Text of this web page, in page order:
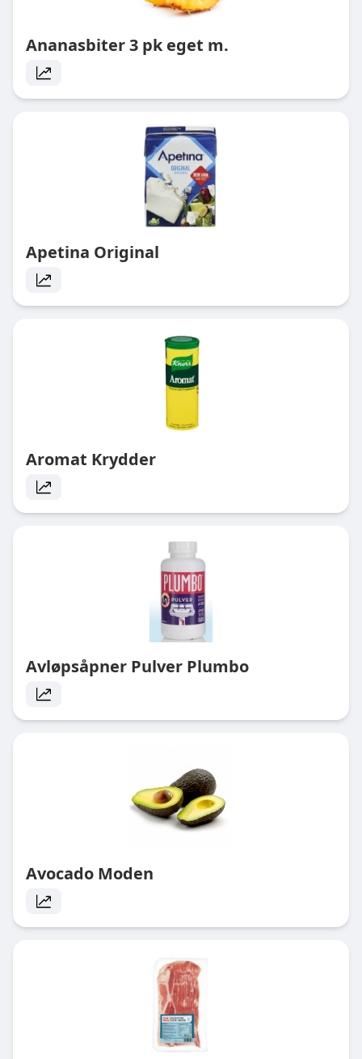
Ananasbiter 3 pk eget m.
Apetina Original
Aromat Krydder
Avløpsåpner Pulver Plumbo
Avocado Moden